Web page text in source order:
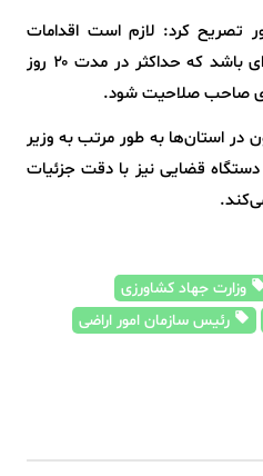
تصریح کرد: لازم است اقدامات
انجام شده در استان‌ها به‌گونه‌ای باشد که حداکثر در مدت ۲۰ روز
صاحب صلاحیت شود.
در استان‌ها به طور مرتب به وزیر
قضایی نیز با دقت جزئیات
وزارت جهاد کشاورزی
رئیس سازمان امور اراضی